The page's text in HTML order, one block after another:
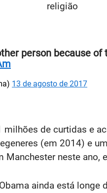
religião
person because
13 de agosto de 2017
de curtidas e
(em 2014) e
Manchester neste
ainda está